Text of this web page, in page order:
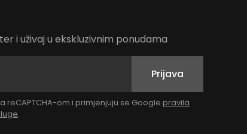
i uživaj u ekskluzivnim ponudama
Prijava
reCAPTCHA-om i primjenjuju se Google pravila
.